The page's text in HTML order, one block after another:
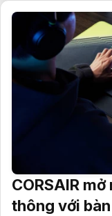
CORSAIR
thông với